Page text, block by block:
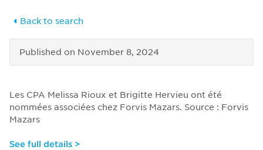
Back to search
Published on November 8, 2024
Les CPA Melissa Rioux et Brigitte Hervieu ont été
nommées associées chez Forvis Mazars. Source : Forvis
Mazars
See full details >